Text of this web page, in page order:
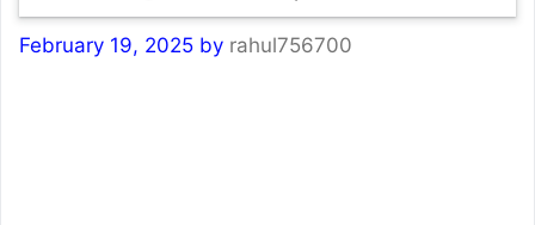
February 19, 2025 by rahul756700